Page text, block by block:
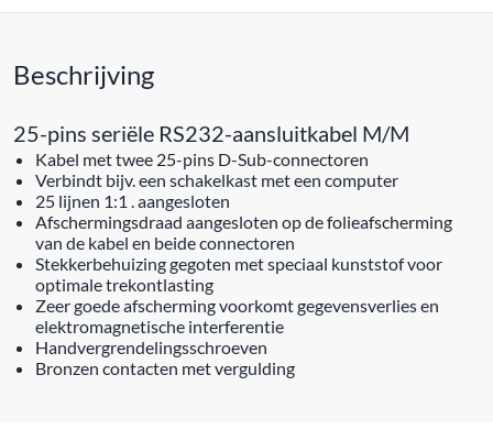
Beschrijving
25-pins seriële RS232-aansluitkabel M/M
Kabel met twee 25-pins D-Sub-connectoren
Verbindt bijv. een schakelkast met een computer
25 lijnen 1:1 . aangesloten
Afschermingsdraad aangesloten op de folieafscherming
van de kabel en beide connectoren
Stekkerbehuizing gegoten met speciaal kunststof voor
optimale trekontlasting
Zeer goede afscherming voorkomt gegevensverlies en
elektromagnetische interferentie
Handvergrendelingsschroeven
Bronzen contacten met vergulding